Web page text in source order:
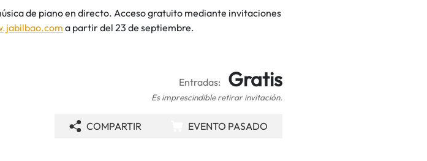
de piano en directo. Acceso gratuito mediante invitaciones
a partir del 23 de septiembre.
Entradas: Gratis
Es imprescindible retirar invitación.
COMPARTIR EVENTO PASADO